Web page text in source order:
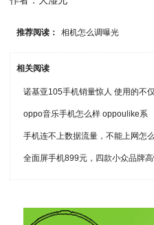
推荐阅读： 相机怎么调曝光
相关阅读
诺基亚105手机销量惊人 使用的不
oppo音乐手机怎么样 oppoulike系
手机连不上数据流量，不能上网怎
全面屏手机899元，四款小众品牌